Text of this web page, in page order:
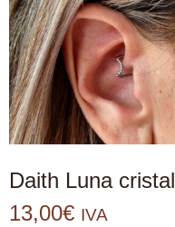
Daith Luna cristal
13,00€ IVA